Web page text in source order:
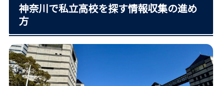
神奈川で私立高校を探す情報収集の進め
方